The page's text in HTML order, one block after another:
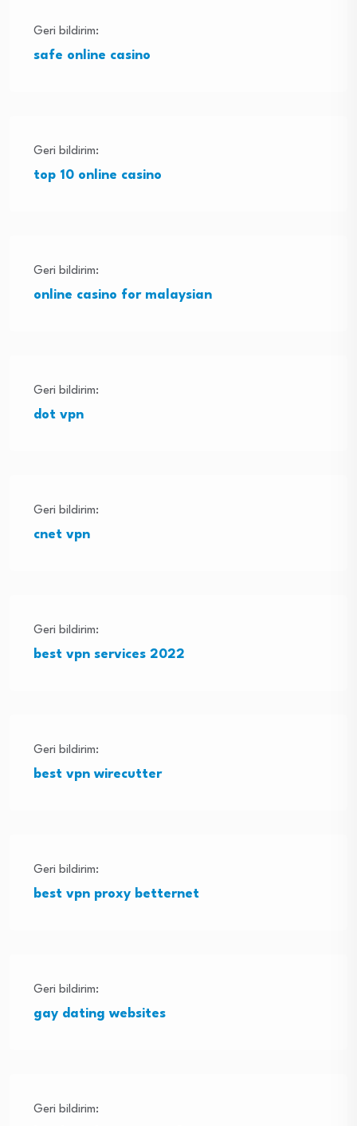
Geri bildirim:
safe online casino
Geri bildirim:
top 10 online casino
Geri bildirim:
online casino for malaysian
Geri bildirim:
dot vpn
Geri bildirim:
cnet vpn
Geri bildirim:
best vpn services 2022
Geri bildirim:
best vpn wirecutter
Geri bildirim:
best vpn proxy betternet
Geri bildirim:
gay dating websites
Geri bildirim: